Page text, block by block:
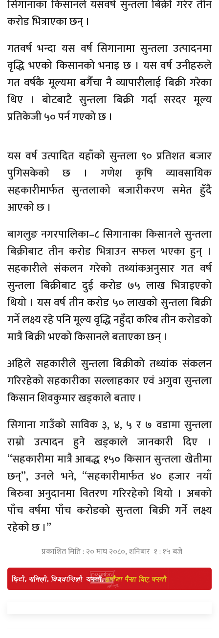
सिगानाका किसानले यसवर्ष सुन्तला बिक्री गरेर तीन
करोड भित्राएका छन् ।
गतवर्ष भन्दा यस वर्ष सिगानामा सुन्तला उत्पादनमा
वृद्धि भएको किसानको भनाइ छ । यस वर्ष उनीहरुले
गत वर्षकै मूल्यमा बगैँचा नै व्यापारीलाई बिक्री गरेका
थिए । बोटबाटै सुन्तला बिक्री गर्दा सरदर मूल्य
प्रतिकेजी ५० पर्न गएको छ ।
यस वर्ष उत्पादित यहाँको सुन्तला ९० प्रतिशत बजार
पुगिसकेको छ । गणेश कृषि व्यावसायिक
सहकारीमार्फत सुन्तलाको बजारीकरण समेत हुँदै
आएको छ ।
बागलुङ नगरपालिका–८ सिगानाका किसानले सुन्तला
बिक्रीबाट तीन करोड भित्राउन सफल भएका हुन् ।
सहकारीले संकलन गरेको तथ्यांकअनुसार गत वर्ष
सुन्तला बिक्रीबाट दुई करोड ७५ लाख भित्राइएको
थियो । यस वर्ष तीन करोड ५० लाखको सुन्तला बिक्री
गर्ने लक्ष्य रहे पनि मूल्य वृद्धि नहुँदा करिब तीन करोडको
मात्रै बिक्री भएको किसानले बताएका छन् ।
अहिले सहकारीले सुन्तला बिक्रीको तथ्यांक संकलन
गरिरहेको सहकारीका सल्लाहकार एवं अगुवा सुन्तला
किसान शिवकुमार खड्काले बताए ।
सिगाना गाउँको साविक ३, ४, ५ र ७ वडामा सुन्तला
राम्रो उत्पादन हुने खड्काले जानकारी दिए ।
“सहकारीमा मात्रै आबद्ध १५० किसान सुन्तला खेतीमा
छन्”, उनले भने, “सहकारीमार्फत ४० हजार नयाँ
बिरुवा अनुदानमा वितरण गरिरहेको थियो । अबको
पाँच वर्षमा पाँच करोडको सुन्तला बिक्री गर्ने लक्ष्य
रहेको छ ।”
प्रकाशित मिति : २० माघ २०८०, शनिबार १ : १५ बजे